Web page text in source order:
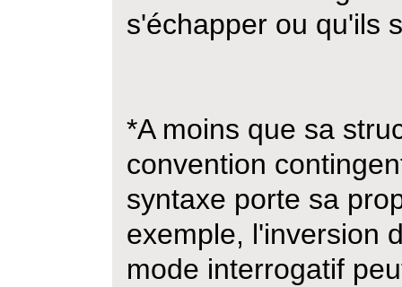
s'échapper ou qu'ils
*A moins que sa
convention
syntaxe porte sa
exemple, l'inversion
mode interrogatif